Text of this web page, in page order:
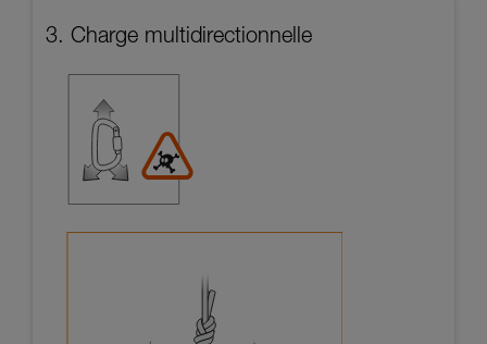
3. Charge multidirectionnelle